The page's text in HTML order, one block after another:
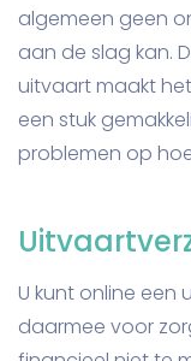
algemeen geen
aan de slag kan.
uitvaart maakt
een stuk
problemen op
U kunt online een
daarmee voor